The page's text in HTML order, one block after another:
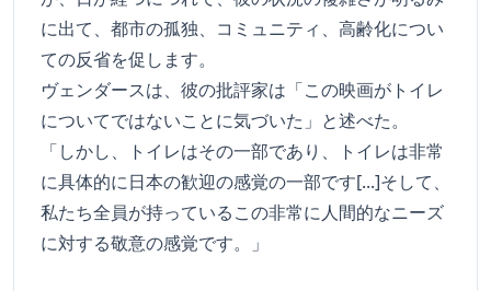
に出て、都市の孤独、コミュニティ、高齢化につい
ての反省を促します。
ヴェンダースは、彼の批評家は「この映画がトイレ
についてではないことに気づいた」と述べた。
「しかし、トイレはその一部であり、トイレは非常
に具体的に日本の歓迎の感覚の一部です[...]そして、
私たち全員が持っているこの非常に人間的なニーズ
に対する敬意の感覚です。」